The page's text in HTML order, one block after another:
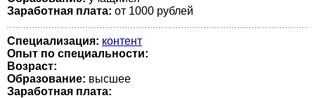
Заработная плата: от 1000 рублей
Специализация: контент
Опыт по специальности:
Возраст:
Образование: высшее
Заработная плата: